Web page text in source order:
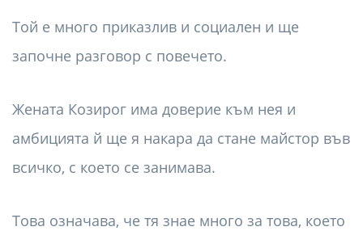
Той е много приказлив и социален и ще
започне разговор с повечето.
Жената Козирог има доверие към нея и
амбицията й ще я накара да стане майстор във
всичко, с което се занимава.
Това означава, че тя знае много за това, което